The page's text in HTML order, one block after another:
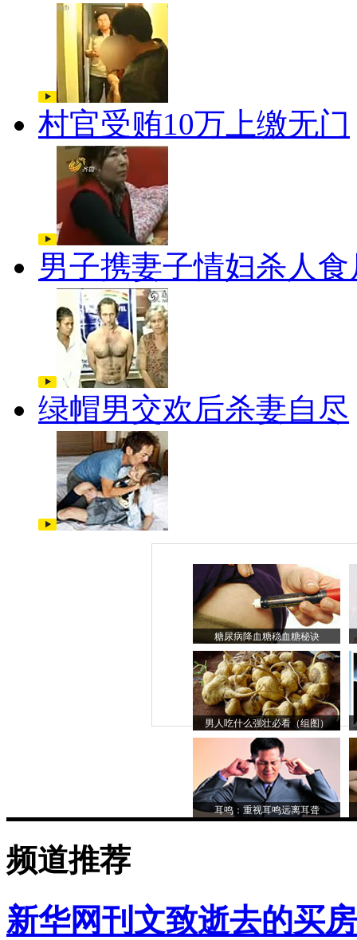
村官受贿10万上缴无门
男子携妻子情妇杀人食
绿帽男交欢后杀妻自尽
糖尿病降血糖稳血糖秘诀
男人吃什么强壮必看（组图）
耳鸣：重视耳鸣远离耳聋
频道推荐
新华网刊文致逝去的买